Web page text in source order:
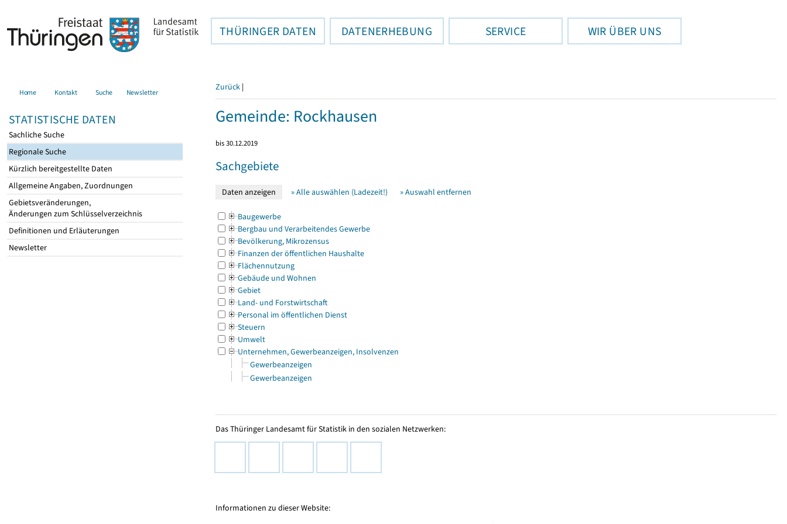
THÜRINGER DATEN DATENERHEBUNG SERVICE WIR ÜBER UNS
Home Kontakt Suche Newsletter
STATISTISCHE DATEN
Sachliche Suche
Regionale Suche
Kürzlich bereitgestellte Daten
Allgemeine Angaben, Zuordnungen
Gebietsveränderungen,
Änderungen zum Schlüsselverzeichnis
Definitionen und Erläuterungen
Newsletter
Zurück |
Gemeinde: Rockhausen
bis 30.12.2019
Sachgebiete
» Alle auswählen (Ladezeit!) » Auswahl entfernen
Baugewerbe
Bergbau und Verarbeitendes Gewerbe
Bevölkerung, Mikrozensus
Finanzen der öffentlichen Haushalte
Flächennutzung
Gebäude und Wohnen
Gebiet
Land- und Forstwirtschaft
Personal im öffentlichen Dienst
Steuern
Umwelt
Unternehmen, Gewerbeanzeigen, Insolvenzen
Gewerbeanzeigen
Gewerbeanzeigen
Das Thüringer Landesamt für Statistik in den sozialen Netzwerken:
Informationen zu dieser Website: